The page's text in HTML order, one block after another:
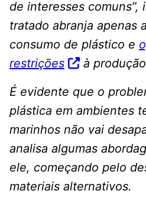
de interesses comuns”,
tratado abranja apenas
consumo de plástico e
restrições
à
É evidente que o
plástica em ambientes
marinhos não vai
analisa algumas
ele, começando pelo
materiais alternativos.